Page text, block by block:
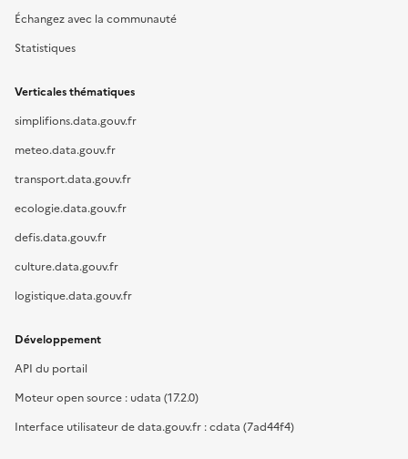
Échangez avec la communauté
Statistiques
Verticales thématiques
simplifions.data.gouv.fr
meteo.data.gouv.fr
transport.data.gouv.fr
ecologie.data.gouv.fr
defis.data.gouv.fr
culture.data.gouv.fr
logistique.data.gouv.fr
Développement
API du portail
Moteur open source : udata (17.2.0)
Interface utilisateur de data.gouv.fr : cdata (7ad44f4)